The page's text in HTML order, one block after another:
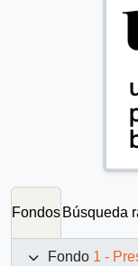
Fondos Búsqueda
Fondo 1 -